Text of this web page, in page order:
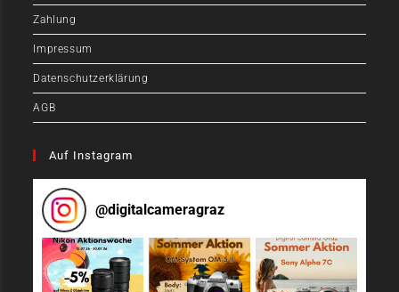
Zahlung
Impressum
Datenschutzerklärung
AGB
Auf Instagram
@digitalcameragraz